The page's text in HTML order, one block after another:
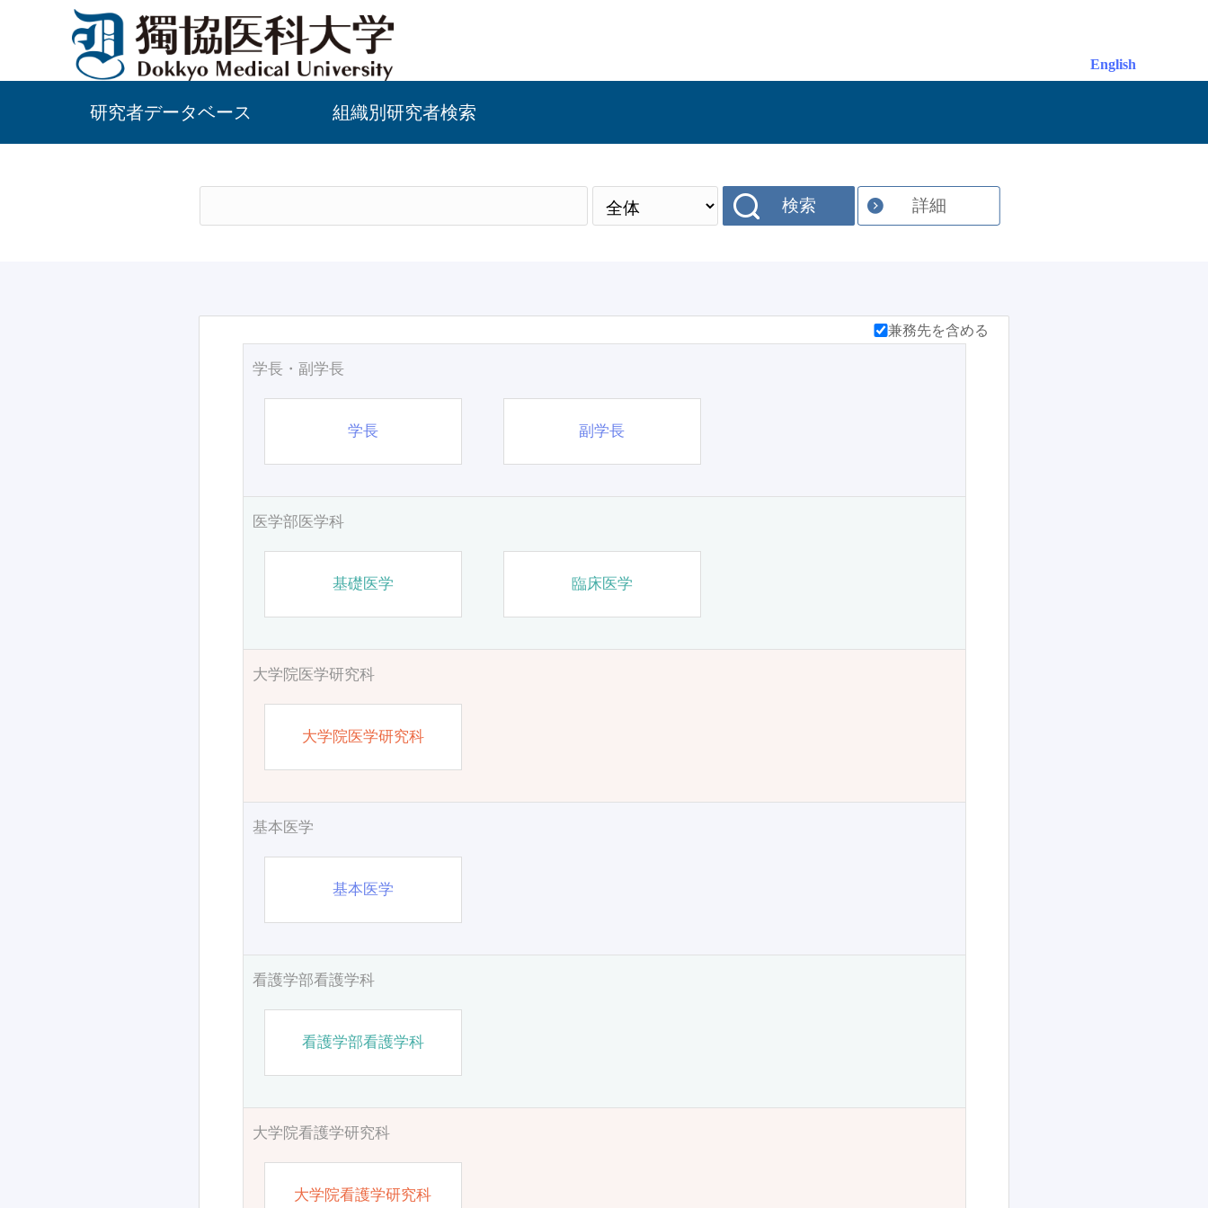
English
研究者データベース 組織別研究者検索
検索 詳細
兼務先を含める
学長・副学長
学長 副学長
医学部医学科
基礎医学 臨床医学
大学院医学研究科
大学院医学研究科
基本医学
基本医学
看護学部看護学科
看護学部看護学科
大学院看護学研究科
大学院看護学研究科